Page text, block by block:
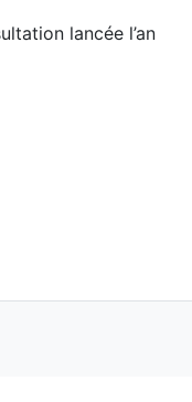
lancée l’an